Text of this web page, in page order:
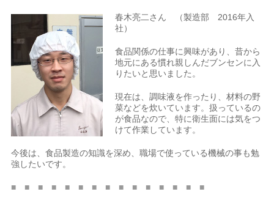
春木亮二さん （製造部 2016年入
社）
食品関係の仕事に興味があり、昔から
地元にある慣れ親しんだブンセンに入
りたいと思いました。
現在は、調味液を作ったり、材料の野
菜などを炊いています。扱っているの
が食品なので、特に衛生面には気をつ
けて作業しています。
今後は、食品製造の知識を深め、職場で使っている機械の事も勉
強したいです。
■ ■ ■ ■ ■ ■ ■ ■ ■ ■ ■ ■ ■ ■ ■